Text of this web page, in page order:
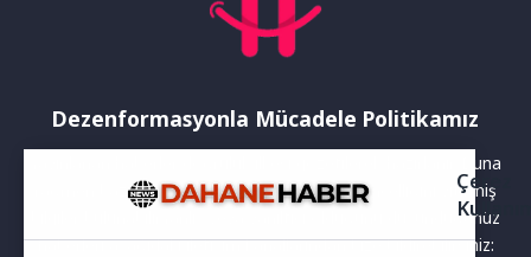
Dezenformasyonla Mücadele Politikamız
Yayınlanan haberler doğruluk ilkesi gözetilerek hazırlanır. Buna
rağmen bazı içeriklerde eksik, hatalı veya güncelliğini yitirmiş
bilgiler bulunabilir.Yanlış veya yanıltıcı olduğunu düşündüğünüz
haberleri aşağıdaki iletişim kanallarından bize bildirebilirsiniz:
Çerez